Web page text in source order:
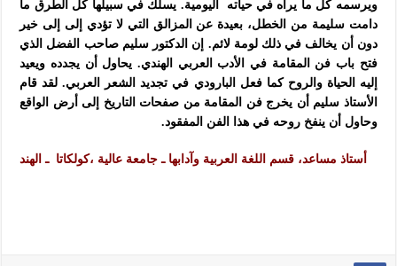
ويرسمه كل ما يراه في حياته اليومية. يسلك في سبيلها كل الطرق ما
دامت سليمة من الخطل، بعيدة عن المزالق التي لا تؤدي إلى إلى خير
دون أن يخالف في ذلك لومة لائم. إن الدكتور سليم صاحب الفضل الذي
فتح باب فن المقامة في الأدب العربي الهندي. يحاول أن يجدده ويعيد
إليه الحياة والروح كما فعل البارودي في تجديد الشعر العربي. لقد قام
الأستاذ سليم أن يخرج فن المقامة من صفحات التاريخ إلى أرض الواقع
وحاول أن ينفخ روحه في هذا الفن المفقود.
أستاذ مساعد، قسم اللغة العربية وآدابها ـ جامعة عالية ،كولكاتا ـ الهند